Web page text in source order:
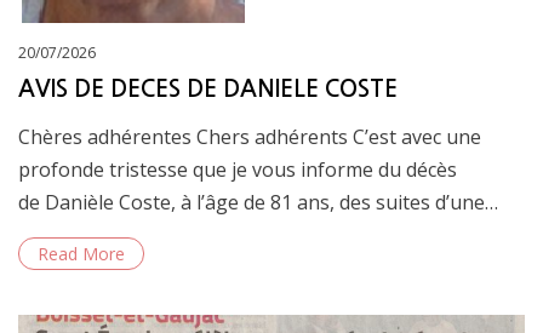
Posted
on
20/07/2026
AVIS DE DECES DE DANIELE COSTE
Chères adhérentes Chers adhérents C’est avec une
profonde tristesse que je vous informe du décès
de Danièle Coste, à l’âge de 81 ans, des suites d’une…
Read More